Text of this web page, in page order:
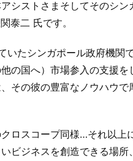
シストさまそしてそのシ
泰二 氏です。
いたシンガポール政府機関
の国へ）市場参入の支援
その彼の豊富なノウハウ
ロスコープ同様…それ以上
ビジネスを創造できる場